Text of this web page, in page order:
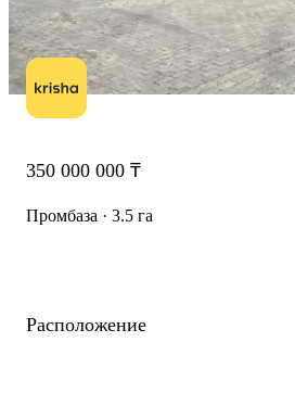
350 000 000 ₸
Промбаза · 3.5 га
Расположение